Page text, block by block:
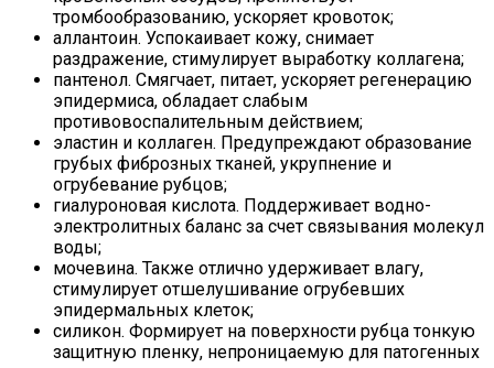
тромбообразованию, ускоряет кровоток;
аллантоин. Успокаивает кожу, снимает
раздражение, стимулирует выработку коллагена;
пантенол. Смягчает, питает, ускоряет регенерацию
эпидермиса, обладает слабым
противовоспалительным действием;
эластин и коллаген. Предупреждают образование
грубых фиброзных тканей, укрупнение и
огрубевание рубцов;
гиалуроновая кислота. Поддерживает водно-
электролитных баланс за счет связывания молекул
воды;
мочевина. Также отлично удерживает влагу,
стимулирует отшелушивание огрубевших
эпидермальных клеток;
силикон. Формирует на поверхности рубца тонкую
защитную пленку, непроницаемую для патогенных